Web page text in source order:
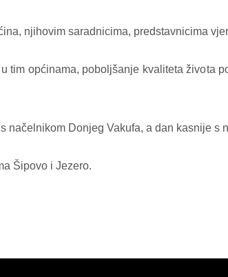
njihovim saradnicima, predstavnicima
tim općinama, poboljšanje kvaliteta života
načelnikom Donjeg Vakufa, a dan kasnije s
Šipovo i Jezero.